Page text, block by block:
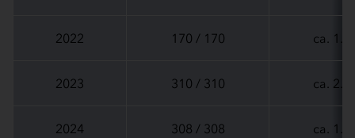
2022 170 / 170 ca.
2023 310 / 310 ca.
2024 308 / 308 ca.